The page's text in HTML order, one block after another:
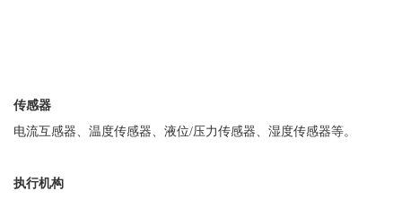
传感器
电流互感器、温度传感器、液位/压力传感器、湿度传感器等。
执行机构